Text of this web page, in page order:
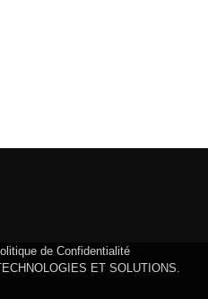
de Confidentialité
ET SOLUTIONS